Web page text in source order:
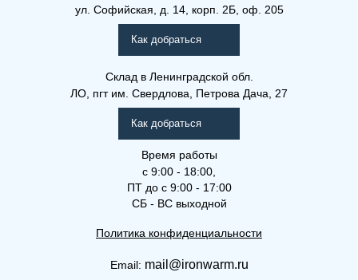
ул. Софийская, д. 14, корп. 2Б, оф. 205
Как добраться
Склад в Ленинградской обл.
ЛО, пгт им. Свердлова, Петрова Дача, 27
Как добраться
Время работы
с 9:00 - 18:00,
ПТ до с 9:00 - 17:00
СБ - ВС выходной
Политика конфиденциальности
Email: mail@ironwarm.ru